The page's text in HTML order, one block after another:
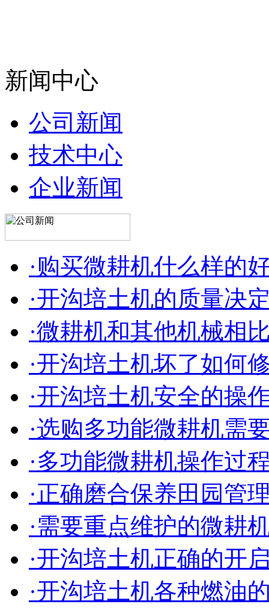
新闻中心
公司新闻
技术中心
企业新闻
·购买微耕机什么样的
·开沟培土机的质量决
·微耕机和其他机械相
·开沟培土机坏了如何
·开沟培土机安全的操
·选购多功能微耕机需
·多功能微耕机操作过
·正确磨合保养田园管
·需要重点维护的微耕
·开沟培土机正确的开
·开沟培土机各种燃油